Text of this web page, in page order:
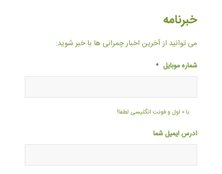
خبرنامه
می توانید از آخرین اخبار چمرانی ها با خبر شوید:
شماره موبایل *
با ۰ اول و فونت انگلیسی لطفا!
آدرس ایمیل شما